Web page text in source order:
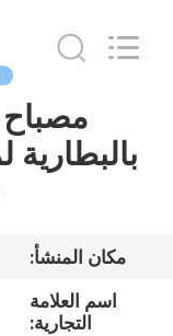
الصفحة
الرئيسية
معلومات
Technology
Co.,Ltd.
مكان المنشأ:
اسم العلامة
التجارية: